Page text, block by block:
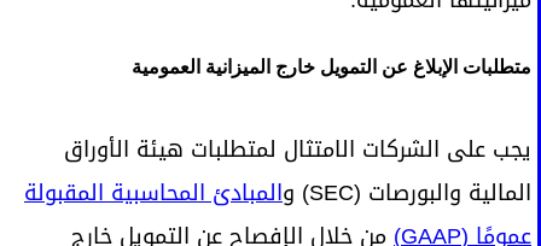
متطلبات الإبلاغ عن التمويل خارج الميزانية العمومية
يجب على الشركات الامتثال لمتطلبات هيئة الأوراق
المالية والبورصات (SEC) و
المبادئ المحاسبية المقبولة
عمومًا (GAAP)
من خلال الإفصاح عن التمويل خارج